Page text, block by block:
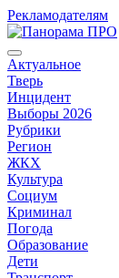
Рекламодателям
Актуальное
Тверь
Инцидент
Выборы 2026
Рубрики
Регион
ЖКХ
Культура
Социум
Криминал
Погода
Образование
Дети